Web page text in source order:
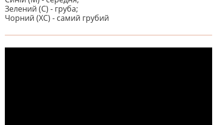
Зелений (C) - груба;
Чорний (XC) - самий грубий
На даний час немає відгуків. Ви
першим, хто напише відгук.